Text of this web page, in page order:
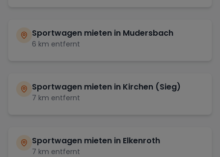
Sportwagen mieten in Mudersbach
6 km entfernt
Sportwagen mieten in Kirchen (Sieg)
7 km entfernt
Sportwagen mieten in Elkenroth
7 km entfernt